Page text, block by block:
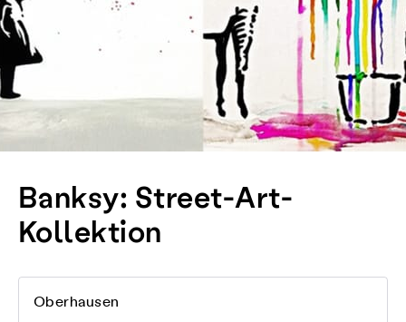
Banksy: Street-Art-
Kollektion
Oberhausen